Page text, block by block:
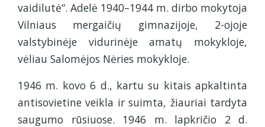
vaidilutė“. Adelė 1940–1944 m. dirbo mokytoja
Vilniaus mergaičių gimnazijoje, 2-ojoje
valstybinėje vidurinėje amatų mokykloje,
vėliau Salomėjos Nėries mokykloje.
1946 m. kovo 6 d., kartu su kitais apkaltinta
antisovietine veikla ir suimta, žiauriai tardyta
saugumo rūsiuose. 1946 m. lapkričio 2 d.